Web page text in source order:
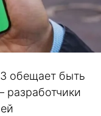
обещает быть